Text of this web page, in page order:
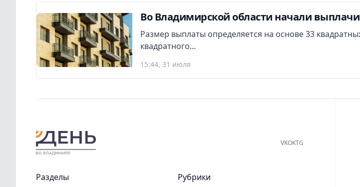
Во Владимирской области начали
Размер выплаты определяется на основе 33
квадратного...
15:44, 31 июля
VKOKTG
Разделы Рубрики